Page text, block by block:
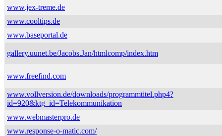
www.jex-treme.de
www.cooltips.de
www.baseportal.de
gallery.uunet.be/Jacobs.Jan/htmlcomp/index.htm
www.freefind.com
www.vollversion.de/downloads/programmtitel.php4?
id=920&ktg_id=Telekommunikation
www.webmasterpro.de
www.response-o-matic.com/